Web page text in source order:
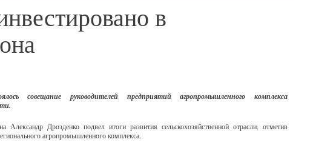
в
совещание руководителей предприятий агропромышленного комплекса
Александр Дрозденко подвел итоги развития сельскохозяйственной отрасли, отметив
агропромышленного комплекса.